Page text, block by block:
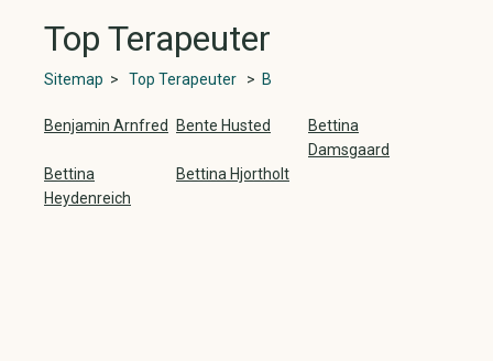
Top Terapeuter
Sitemap > Top Terapeuter > B
Benjamin Arnfred Bente Husted
Bettina
Damsgaard
Bettina
Heydenreich
Bettina Hjortholt